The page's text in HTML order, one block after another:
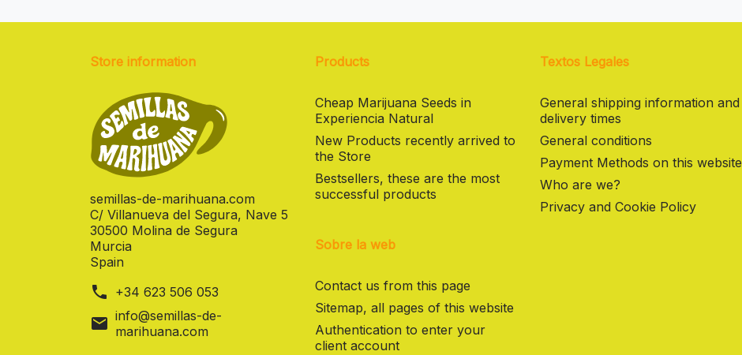
Store information
semillas-de-marihuana.com
C/ Villanueva del Segura, Nave 5
30500 Molina de Segura
Murcia
Spain
phone +34 623 506 053
mail info@semillas-de-
marihuana.com
Products
Cheap Marijuana Seeds in
Experiencia Natural
New Products recently arrived to
the Store
Bestsellers, these are the most
successful products
Sobre la web
Contact us from this page
Sitemap, all pages of this website
Authentication to enter your
client account
Textos Legales
General shipping information and
delivery times
General conditions
Payment Methods on this website
Who are we?
Privacy and Cookie Policy